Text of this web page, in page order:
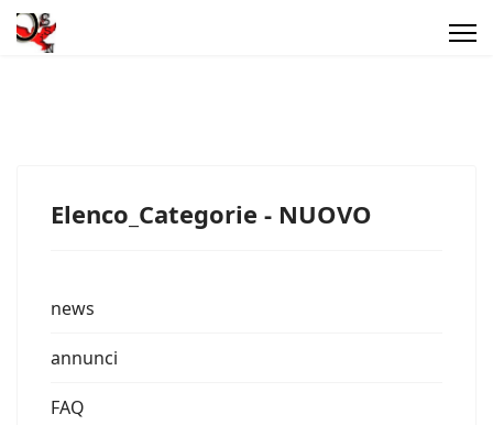
Elenco_Categorie - NUOVO
news
annunci
FAQ